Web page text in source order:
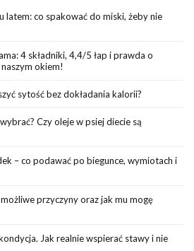
latem: co spakować do miski, żeby nie
4 składniki, 4,4/5 łap i prawda o
okiem!
sytość bez dokładania kalorii?
Czy oleje w psiej diecie są
– co podawać po biegunce, wymiotach i
przyczyny oraz jak mu mogę
Jak realnie wspierać stawy i nie